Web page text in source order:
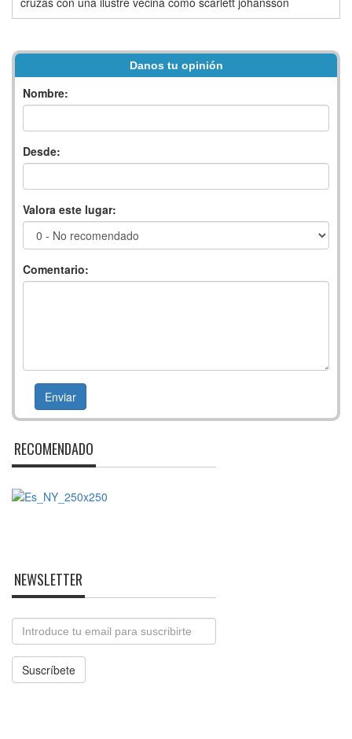
Danos tu opinión
Nombre:
Desde:
Valora este lugar:
Comentario:
RECOMENDADO
NEWSLETTER
Email
Suscríbete